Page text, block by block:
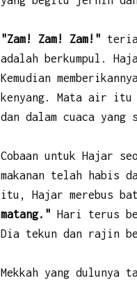
"Zam! Zam! Zam!"
adalah berkumpul.
Kemudian
kenyang. Mata air itu
dan dalam cuaca
Cobaan untuk Hajar
makanan telah habis
itu, Hajar merebus
matang." Hari terus
Dia tekun dan rajin
Mekkah yang dulunya